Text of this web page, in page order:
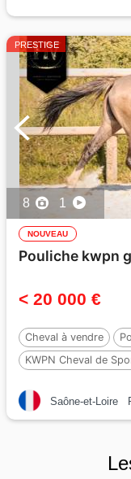
PRESTIGE
8 1
NOUVEAU
Pouliche kwpn
< 20 000 €
Cheval à vendre
KWPN Cheval de
Saône-et-Loire